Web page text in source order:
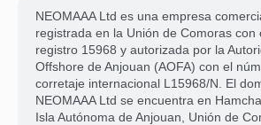
NEOMAAA Ltd es una empresa
registrada en la Unión de Comoras con
registro 15968 y autorizada por la
Offshore de Anjouan (AOFA) con el
corretaje internacional L15968/N. El
NEOMAAA Ltd se encuentra en
Isla Autónoma de Anjouan, Unión de